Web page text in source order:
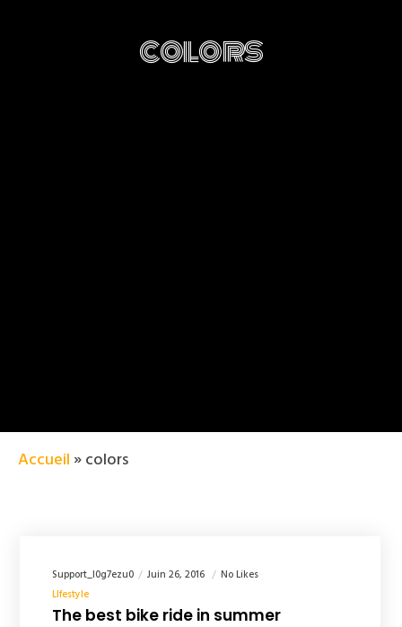
colors
Accueil »colors
Support_l0g7ezu0 Juin 26, 2016
No Likes
LIfestyle
The best bike ride in summer